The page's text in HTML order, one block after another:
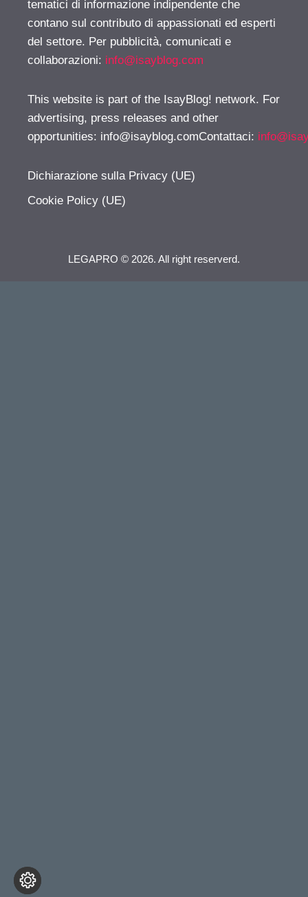
tematici di informazione indipendente che
contano sul contributo di appassionati ed esperti
del settore. Per pubblicità, comunicati e
collaborazioni: info@isayblog.com
This website is part of the IsayBlog! network. For
advertising, press releases and other
opportunities: info@isayblog.comContattaci:
Dichiarazione sulla Privacy (UE)
Cookie Policy (UE)
LEGAPRO © 2026. All right reserverd.